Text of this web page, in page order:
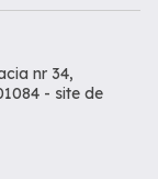
nr 34,
- site de